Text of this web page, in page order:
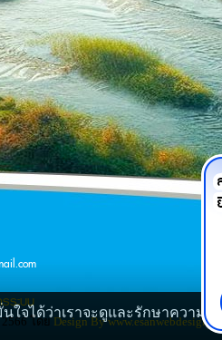
ระบบ
โดยDesign By
จได้ว่าเราจะดูและรักษาความ